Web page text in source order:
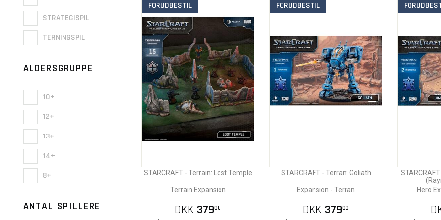
STRATEGISPIL
TERNINGSPIL
ALDERSGRUPPE
10+
12+
13+
14+
8+
ANTAL SPILLERE
FORUDBESTIL
STARCRAFT - Terrain: Lost Temple
Terrain Expansion
DKK 37900
FORUDBESTIL
STARCRAFT - Terran: Goliath
Expansion - Terran
DKK 37900
Hero